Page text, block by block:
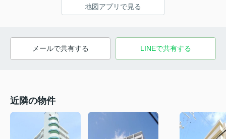
地図アプリで見る
メールで共有する LINEで共有する
近隣の物件